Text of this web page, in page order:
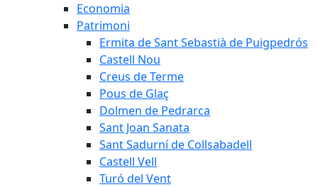
Economia
Patrimoni
Ermita de Sant Sebastià de Puigpedrós
Castell Nou
Creus de Terme
Pous de Glaç
Dolmen de Pedrarca
Sant Joan Sanata
Sant Sadurní de Collsabadell
Castell Vell
Turó del Vent